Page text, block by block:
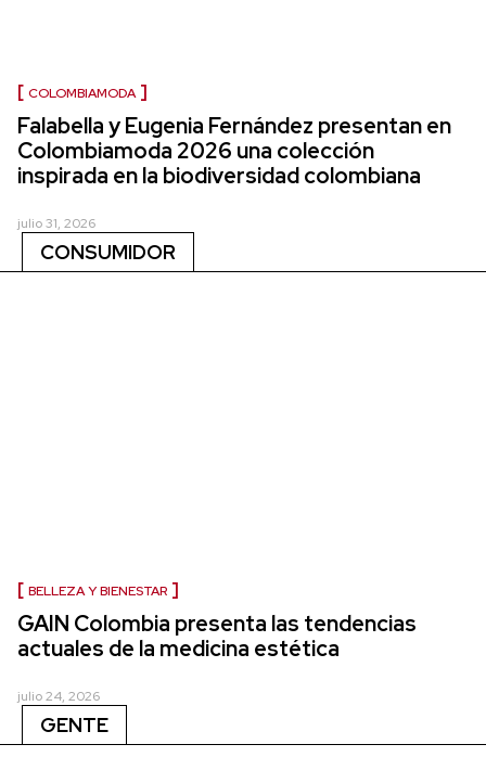
COLOMBIAMODA
Falabella y Eugenia Fernández presentan en
Colombiamoda 2026 una colección
inspirada en la biodiversidad colombiana
julio 31, 2026
CONSUMIDOR
BELLEZA Y BIENESTAR
GAIN Colombia presenta las tendencias
actuales de la medicina estética
julio 24, 2026
GENTE